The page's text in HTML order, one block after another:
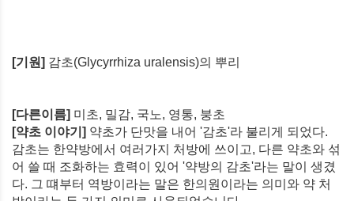
[기원] 감초(Glycyrrhiza uralensis)의 뿌리
[다른이름] 미초, 밀감, 국노, 영통, 붕초
[약초 이야기] 약초가 단맛을 내어 '감초'라 불리게 되었다.
감초는 한약방에서 여러가지 처방에 쓰이고, 다른 약초와 섞
어 쓸 때 조화하는 효력이 있어 '약방의 감초'라는 말이 생겼
다. 그 떄부터 역방이라는 말은 한의원이라는 의미와 약 처